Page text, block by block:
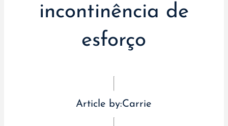
incontinência de
esforço
Article by:Carrie